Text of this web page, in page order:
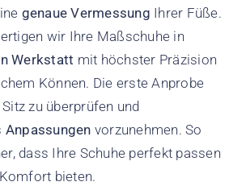
genaue Vermessung Ihrer Füße.
wir Ihre Maßschuhe in
Werkstatt mit höchster Präzision
Können. Die erste Anprobe
zu überprüfen und
Anpassungen vorzunehmen. So
dass Ihre Schuhe perfekt passen
bieten.